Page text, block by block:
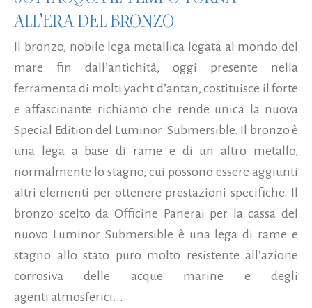
ALL'ERA DEL BRONZO
Il bronzo, nobile lega metallica legata al mondo del
mare fin dall’antichità, oggi presente nella
ferramenta di molti yacht d’antan, costituisce il forte
e affascinante richiamo che rende unica la nuova
Special Edition del Luminor Submersible. Il bronzo è
una lega a base di rame e di un altro metallo,
normalmente lo stagno, cui possono essere aggiunti
altri elementi per ottenere prestazioni specifiche. Il
bronzo scelto da Officine Panerai per la cassa del
nuovo Luminor Submersible è una lega di rame e
stagno allo stato puro molto resistente all’azione
corrosiva delle acque marine e degli
agenti atmosferici...